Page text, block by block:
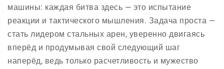
машины: каждая битва здесь — это испытание
реакции и тактического мышления. Задача проста —
стать лидером стальных арен, уверенно двигаясь
вперёд и продумывая свой следующий шаг
наперёд, ведь только расчетливость и мужество